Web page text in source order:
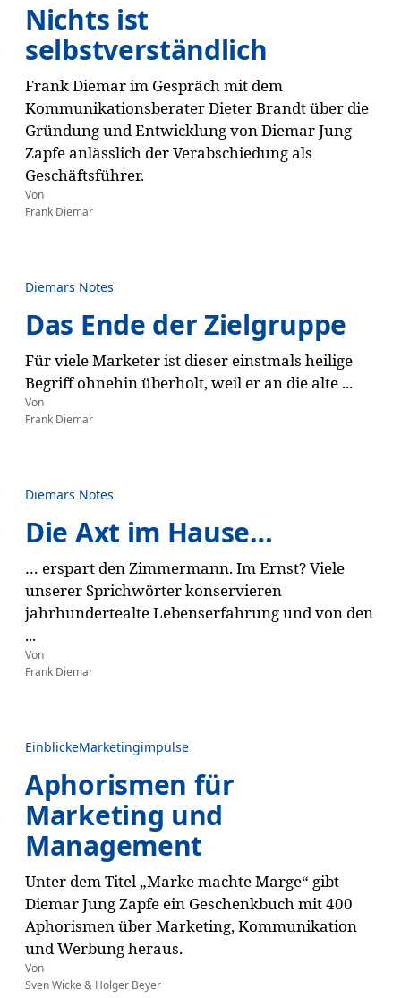
Nichts ist
selbstverständlich
Frank Diemar im Gespräch mit dem
Kommunikationsberater Dieter Brandt über die
Gründung und Entwicklung von Diemar Jung
Zapfe anlässlich der Verabschiedung als
Geschäftsführer.
Von
Frank Diemar
Diemars Notes
Das Ende der Zielgruppe
Für viele Marketer ist dieser einstmals heilige
Begriff ohnehin überholt, weil er an die alte ...
Von
Frank Diemar
Diemars Notes
Die Axt im Hause…
… erspart den Zimmermann. Im Ernst? Viele
unserer Sprichwörter konservieren
jahrhundertealte Lebenserfahrung und von den
...
Von
Frank Diemar
EinblickeMarketingimpulse
Aphorismen für
Marketing und
Management
Unter dem Titel „Marke machte Marge“ gibt
Diemar Jung Zapfe ein Geschenkbuch mit 400
Aphorismen über Marketing, Kommunikation
und Werbung heraus.
Von
Sven Wicke & Holger Beyer